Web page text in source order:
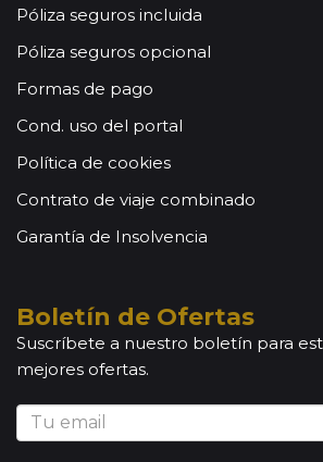
Póliza seguros incluida
Póliza seguros opcional
Formas de pago
Cond. uso del portal
Política de cookies
Contrato de viaje combinado
Garantía de Insolvencia
Boletín de Ofertas
Suscríbete a nuestro boletín para
mejores ofertas.